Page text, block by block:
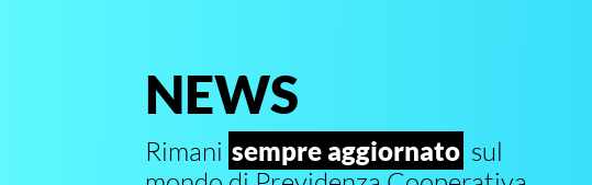
NEWS
Rimani sempre aggiornato sul